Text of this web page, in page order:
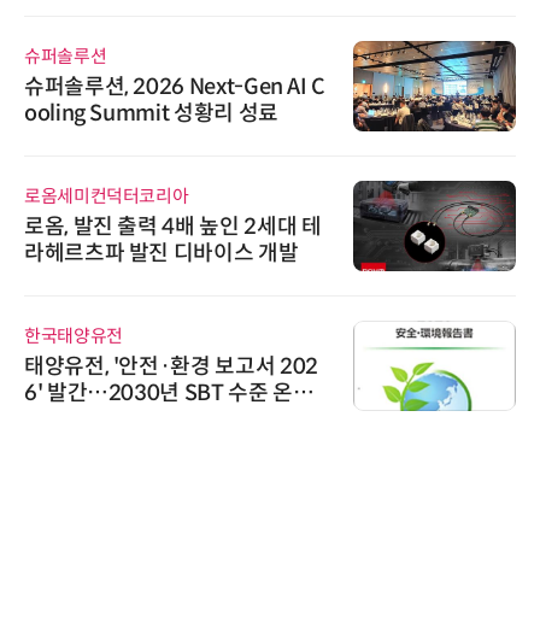
슈퍼솔루션
슈퍼솔루션, 2026 Next-Gen AI C
ooling Summit 성황리 성료
로옴세미컨덕터코리아
로옴, 발진 출력 4배 높인 2세대 테
라헤르츠파 발진 디바이스 개발
한국태양유전
태양유전, '안전·환경 보고서 202
6' 발간…2030년 SBT 수준 온실